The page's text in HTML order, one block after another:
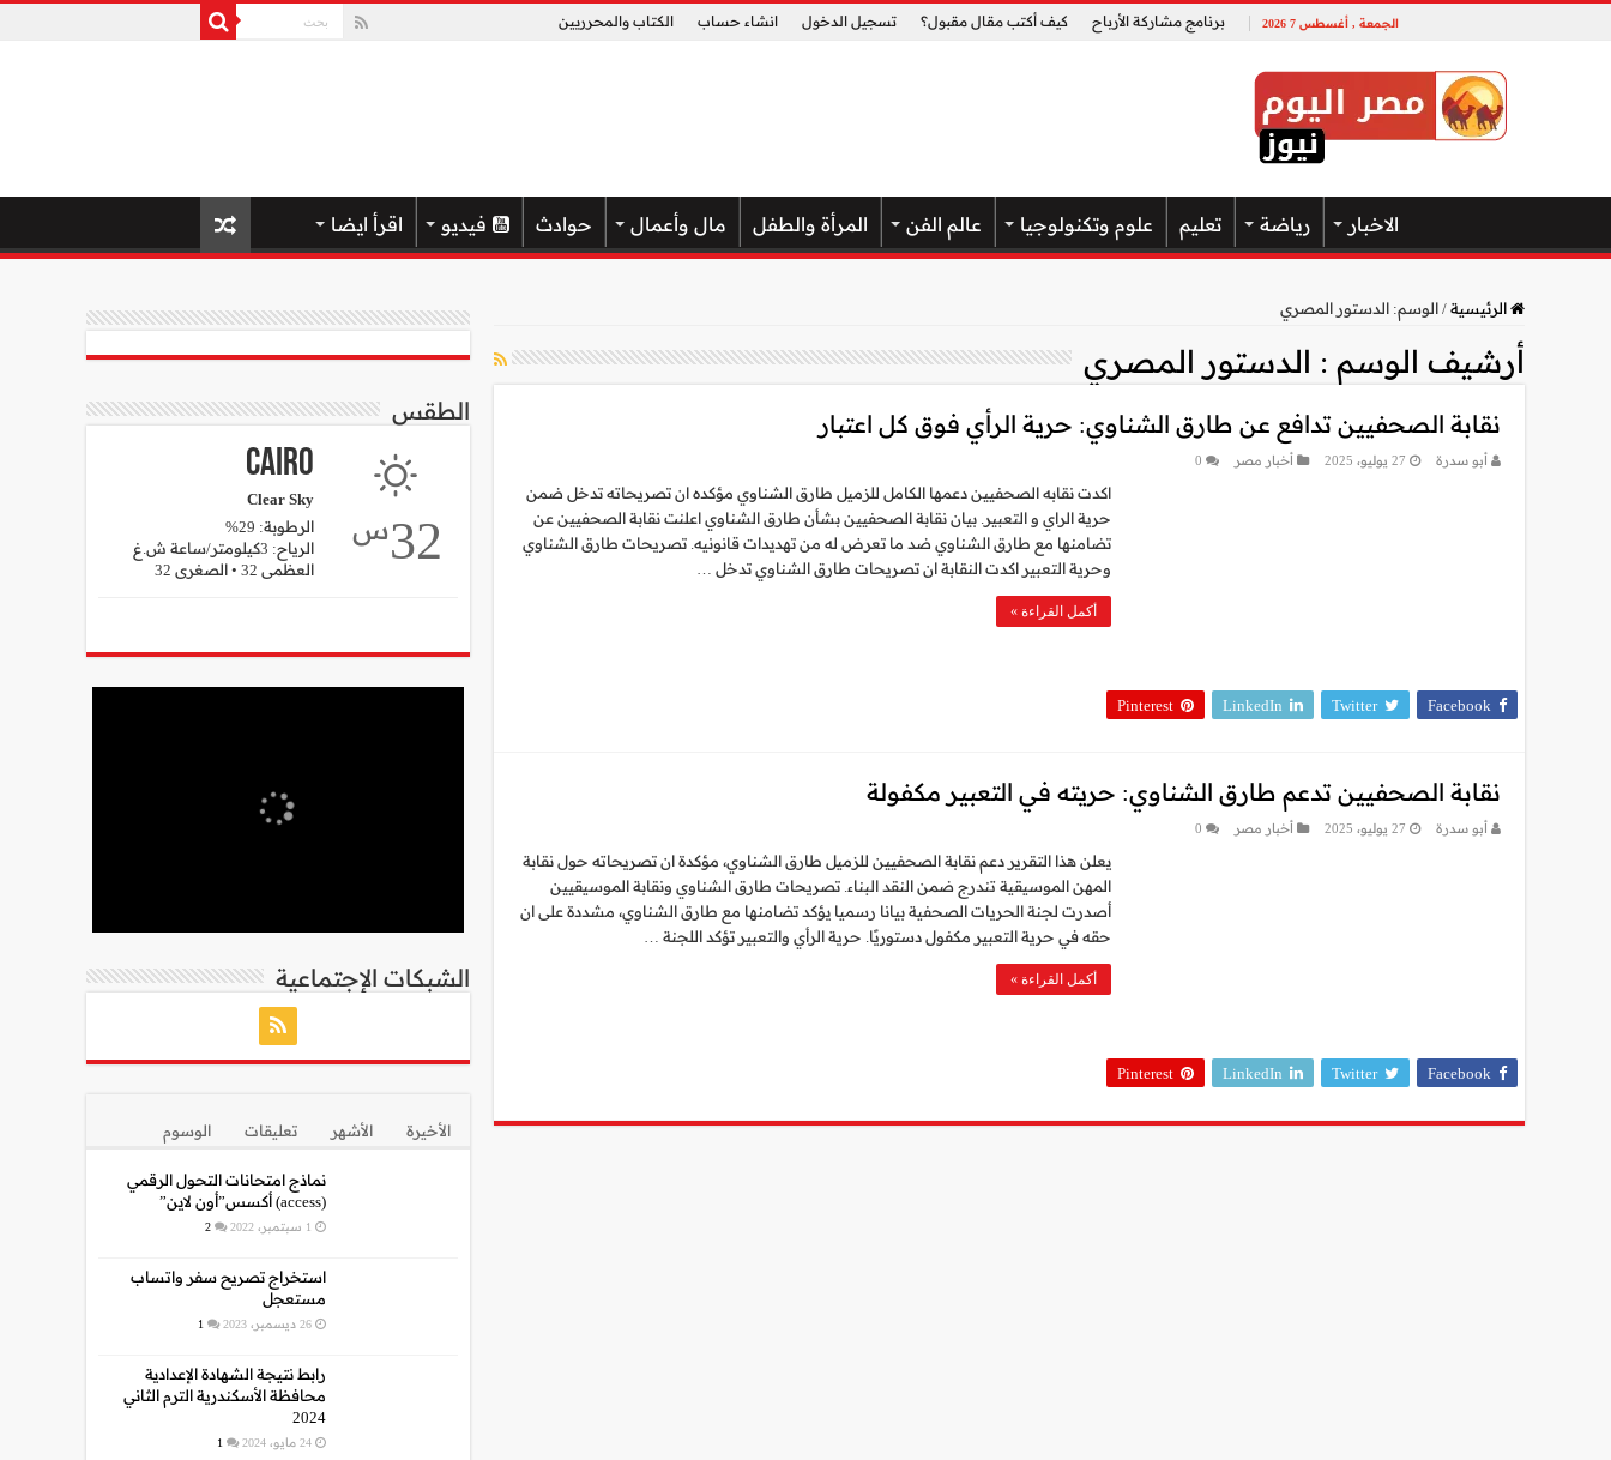
الجمعة , أغسطس 7 2026 برنامج مشاركة الأرباح كيف أكتب مقال مقبول؟ تسجيل الدخول انشاء حساب الكتاب والمحرريين
الاخبار رياضة تعليم علوم وتكنولوجيا عالم الفن المرأة والطفل مال وأعمال حوادث فيديو اقرأ ايضا
الرئيسية/الوسم: الدستور المصري
أرشيف الوسم : الدستور المصري
نقابة الصحفيين تدافع عن طارق الشناوي: حرية الرأي فوق كل اعتبار
أبو سدرة 27 يوليو، 2025 أخبار مصر 0
اكدت نقابه الصحفيين دعمها الكامل للزميل طارق الشناوي مؤكده ان تصريحاته تدخل ضمن
حرية الراي و التعبير. بيان نقابة الصحفيين بشأن طارق الشناوي اعلنت نقابة الصحفيين عن
تضامنها مع طارق الشناوي ضد ما تعرض له من تهديدات قانونيه. تصريحات طارق الشناوي
وحرية التعبير اكدت النقابة ان تصريحات طارق الشناوي تدخل …
أكمل القراءة »
Facebook
Twitter
LinkedIn
Pinterest
نقابة الصحفيين تدعم طارق الشناوي: حريته في التعبير مكفولة
أبو سدرة 27 يوليو، 2025 أخبار مصر 0
يعلن هذا التقرير دعم نقابة الصحفيين للزميل طارق الشناوي، مؤكدة ان تصريحاته حول نقابة
المهن الموسيقية تندرج ضمن النقد البناء. تصريحات طارق الشناوي ونقابة الموسيقيين
أصدرت لجنة الحريات الصحفية بيانا رسميا يؤكد تضامنها مع طارق الشناوي، مشددة على ان
حقه في حرية التعبير مكفول دستوريًا. حرية الرأي والتعبير تؤكد اللجنة …
أكمل القراءة »
Facebook
Twitter
LinkedIn
Pinterest
الطقس
32س
Cairo
Clear Sky
الرطوبة: 29%
الرياح: 3كيلومتر/ساعة ش.غ
العظمى 32 • الصغرى 32
الشبكات الإجتماعية
الأخيرة الأشهر تعليقات الوسوم
نماذج امتحانات التحول الرقمي
(access) أكسس”أون لاين”
1 سبتمبر، 2022 2
استخراج تصريح سفر واتساب
مستعجل
26 ديسمبر، 2023 1
رابط نتيجة الشهادة الإعدادية
محافظة الأسكندرية الترم الثاني
2024
24 مايو، 2024 1